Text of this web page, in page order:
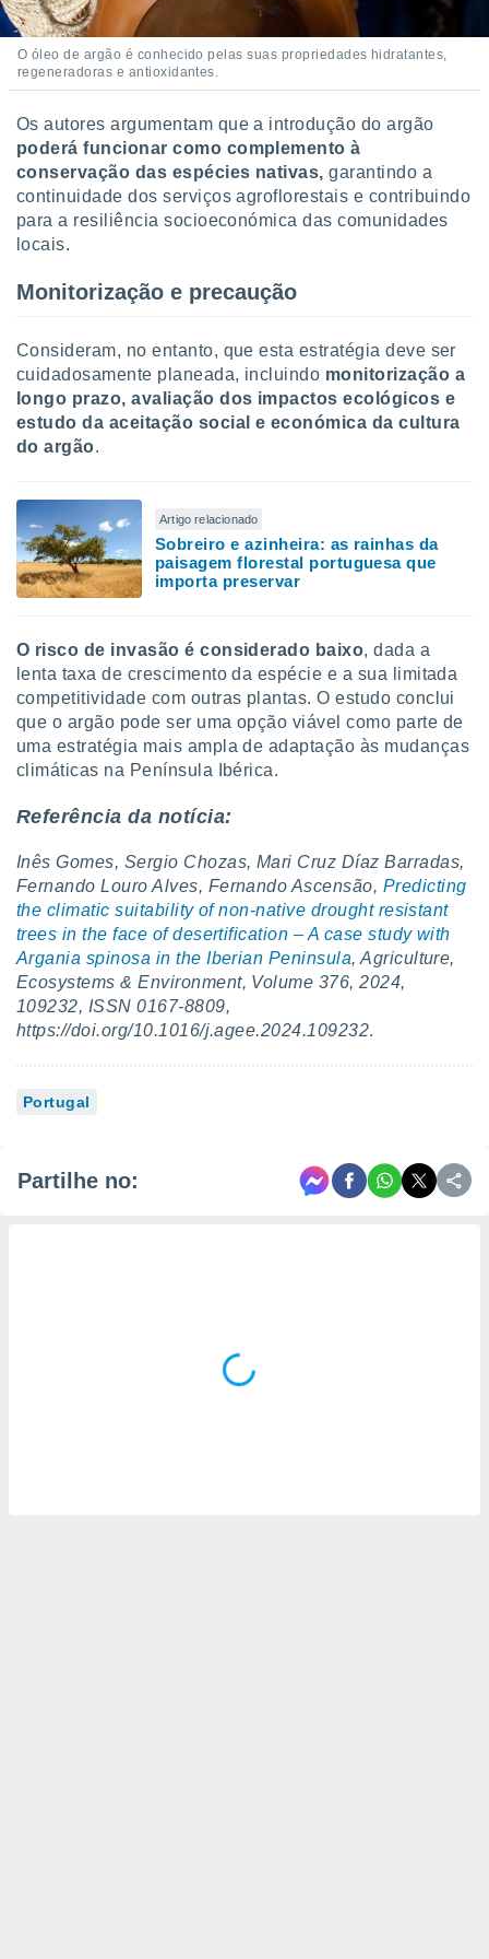
estudos
de
1199
O óleo de argão é conhecido pelas suas propriedades hidratantes,
regeneradoras e antioxidantes.
Os autores argumentam que a introdução do argão
poderá funcionar como complemento à
conservação das espécies nativas,garantindo a
continuidade dos serviços agroflorestais e contribuindo
para a resiliência socioeconómica das comunidades
locais.
Monitorização e precaução
Consideram, no entanto, que esta estratégia deve ser
cuidadosamente planeada, incluindo monitorização a
longo prazo, avaliação dos impactos ecológicos e
estudo da aceitação social e económica da cultura
do argão.
Artigo relacionado
Sobreiro e azinheira: as rainhas da
paisagem florestal portuguesa que
importa preservar
O risco de invasão é considerado baixo, dada a
lenta taxa de crescimento da espécie e a sua limitada
competitividade com outras plantas. O estudo conclui
que o argão pode ser uma opção viável como parte de
uma estratégia mais ampla de adaptação às mudanças
climáticas na Península Ibérica.
Referência da notícia:
Inês Gomes, Sergio Chozas, Mari Cruz Díaz Barradas,
Fernando Louro Alves, Fernando Ascensão, Predicting
the climatic suitability of non-native drought resistant
trees in the face of desertification – A case study with
Argania spinosa in the Iberian Peninsula, Agriculture,
Ecosystems & Environment, Volume 376, 2024,
109232, ISSN 0167-8809,
https://doi.org/10.1016/j.agee.2024.109232.
Portugal
Partilhe no: